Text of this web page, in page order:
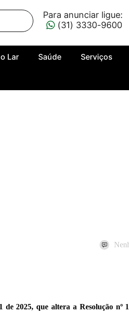
Para anunciar ligue:
(31) 3330-9600
Lar Saúde Serviços
2025, que altera a Resolução nº